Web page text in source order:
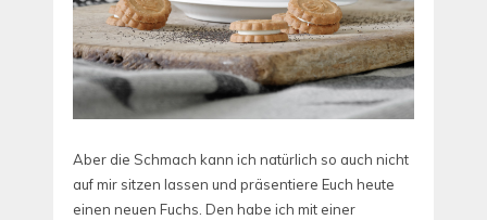
Aber die Schmach kann ich natürlich so auch nicht
auf mir sitzen lassen und präsentiere Euch heute
einen neuen Fuchs. Den habe ich mit einer